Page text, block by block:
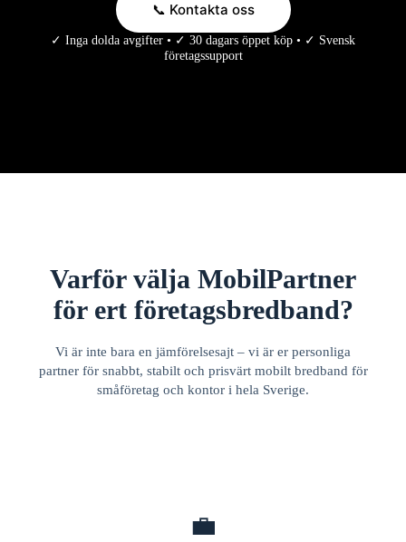
📞 Kontakta oss
✓ Inga dolda avgifter • ✓ 30 dagars öppet köp • ✓ Svensk
företagssupport
Varför välja MobilPartner
för ert företagsbredband?
Vi är inte bara en jämförelsesajt – vi är er personliga
partner för snabbt, stabilt och prisvärt mobilt bredband för
småföretag och kontor i hela Sverige.
💼